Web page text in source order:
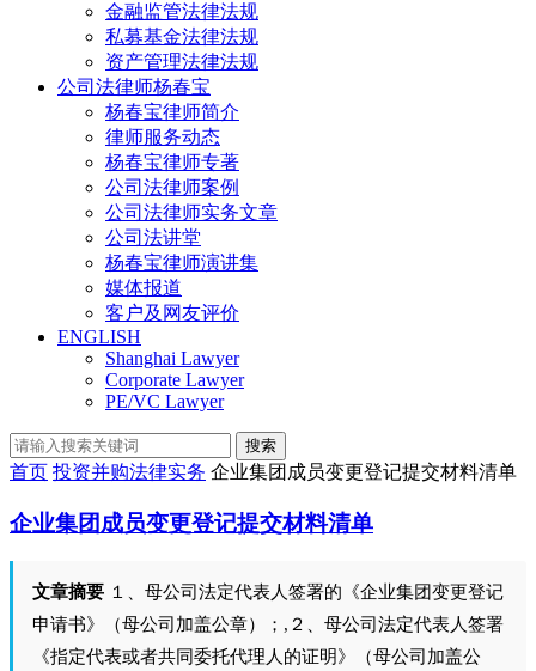
金融监管法律法规
私募基金法律法规
资产管理法律法规
公司法律师杨春宝
杨春宝律师简介
律师服务动态
杨春宝律师专著
公司法律师案例
公司法律师实务文章
公司法讲堂
杨春宝律师演讲集
媒体报道
客户及网友评价
ENGLISH
Shanghai Lawyer
Corporate Lawyer
PE/VC Lawyer
搜索
首页 投资并购法律实务 企业集团成员变更登记提交材料清单
企业集团成员变更登记提交材料清单
文章摘要 １、母公司法定代表人签署的《企业集团变更登记
申请书》（母公司加盖公章）；,２、母公司法定代表人签署
《指定代表或者共同委托代理人的证明》（母公司加盖公